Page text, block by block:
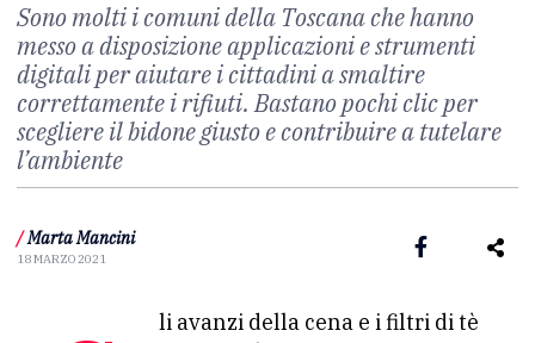
Sono molti i comuni della Toscana che hanno
messo a disposizione applicazioni e strumenti
digitali per aiutare i cittadini a smaltire
correttamente i rifiuti. Bastano pochi clic per
scegliere il bidone giusto e contribuire a tutelare
l’ambiente
/ Marta Mancini
18 MARZO 2021